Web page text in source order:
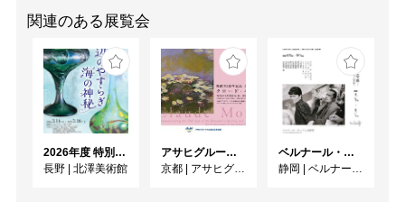
関連のある展覧会
2026年度 特別展「ガレとドーム、アール･ヌーヴォーのガラス 水辺のやすらぎ、海の神秘」
長野 | 北澤美術館
アサヒグループ大山崎山荘美術館 開館30周年記念展「没後100年 クロード・モネ」
京都 | アサヒグループ大山崎山荘美術館
ベルナール・ビュフェと写真 ーカメラがとらえたビュフェとその時代、そして21 世紀へ
静岡 | ベルナール・ビュフェ美術館